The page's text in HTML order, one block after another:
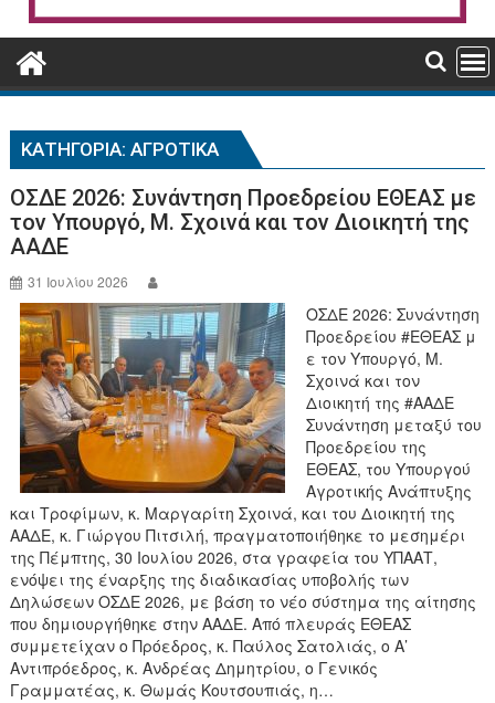
ΚΑΤΗΓΟΡΊΑ:ΑΓΡΟΤΙΚΑ
ΟΣΔΕ 2026: Συνάντηση Προεδρείου ΕΘΕΑΣ με
τον Υπουργό, Μ. Σχοινά και τον Διοικητή της
ΑΑΔΕ
31 Ιουλίου 2026
ΟΣΔΕ 2026: Συνάντηση
Προεδρείου #ΕΘΕΑΣ μ
ε τον Υπουργό, Μ.
Σχοινά και τον
Διοικητή της #ΑΑΔΕ
Συνάντηση μεταξύ του
Προεδρείου της
ΕΘΕΑΣ, του Υπουργού
Αγροτικής Ανάπτυξης
και Τροφίμων, κ. Μαργαρίτη Σχοινά, και του Διοικητή της
ΑΑΔΕ, κ. Γιώργου Πιτσιλή, πραγματοποιήθηκε το μεσημέρι
της Πέμπτης, 30 Ιουλίου 2026, στα γραφεία του ΥΠΑΑΤ,
ενόψει της έναρξης της διαδικασίας υποβολής των
Δηλώσεων ΟΣΔΕ 2026, με βάση το νέο σύστημα της αίτησης
που δημιουργήθηκε στην ΑΑΔΕ. Από πλευράς ΕΘΕΑΣ
συμμετείχαν ο Πρόεδρος, κ. Παύλος Σατολιάς, ο Α’
Αντιπρόεδρος, κ. Ανδρέας Δημητρίου, ο Γενικός
Γραμματέας, κ. Θωμάς Κουτσουπιάς, η…